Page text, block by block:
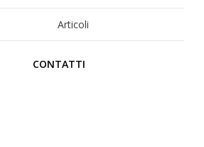
Articoli
CONTATTI